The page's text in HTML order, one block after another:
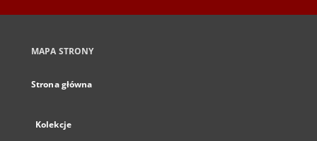
MAPA STRONY
Strona główna
Kolekcje